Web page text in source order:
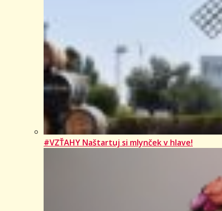
#VZŤAHY Naštartuj si mlynček v hlave!